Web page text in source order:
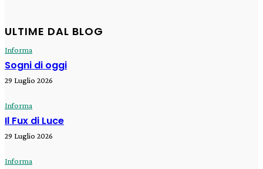
ULTIME DAL BLOG
Informa
Sogni di oggi
29 Luglio 2026
Informa
Il Fux di Luce
29 Luglio 2026
Informa